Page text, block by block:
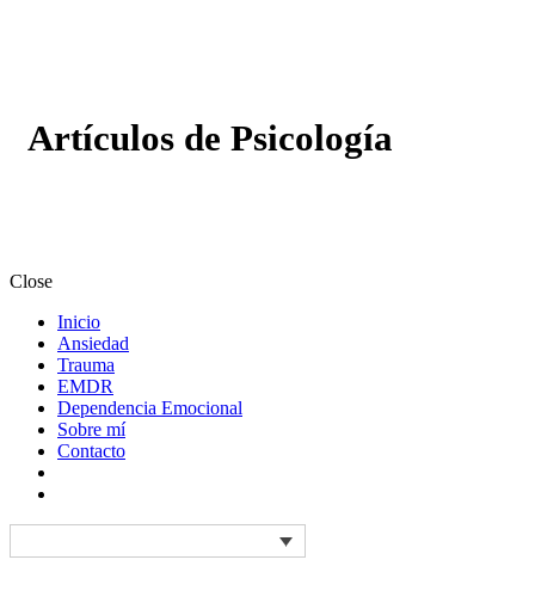
Artículos de Psicología
Close
Inicio
Ansiedad
Trauma
EMDR
Dependencia Emocional
Sobre mí
Contacto